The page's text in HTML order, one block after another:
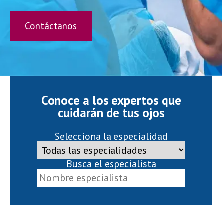
Contáctanos
Conoce a los expertos que
cuidarán de tus ojos
Selecciona la especialidad
Busca el especialista